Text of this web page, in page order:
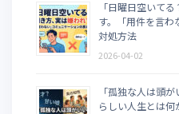
「日曜日空いて
す。「用件を言わ
対処方法
2026-04-02
「孤独な人は頭
らしい人生とは何